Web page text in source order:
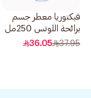
فيكتوريا معطر جسم
برائحة اللوتس 250مل
37.95
36.05